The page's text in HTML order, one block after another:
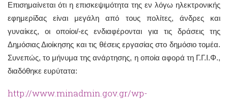
Επισημαίνεται ότι η επισκεψιμότητα της εν λόγω ηλεκτρονικής
εφημερίδας είναι μεγάλη από τους πολίτες, άνδρες και
γυναίκες, οι οποίοι/-ες ενδιαφέρονται για τις δράσεις της
Δημόσιας Διοίκησης και τις θέσεις εργασίας στο δημόσιο τομέα.
Συνεπώς, το μήνυμα της ανάρτησης, η οποία αφορά τη Γ.Γ.Ι.Φ.,
διαδόθηκε ευρύτατα:
http://www.minadmin.gov.gr/wp-